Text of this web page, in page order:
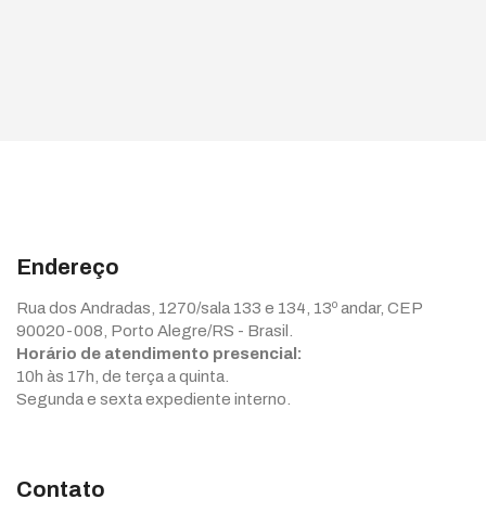
Endereço
Rua dos Andradas, 1270/sala 133 e 134, 13º andar, CEP
90020-008, Porto Alegre/RS - Brasil.
Horário de atendimento presencial:
10h às 17h, de terça a quinta.
Segunda e sexta expediente interno.
Contato